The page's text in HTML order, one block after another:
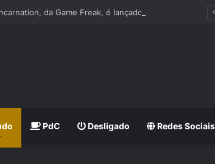
PdC Desligado Redes Sociais